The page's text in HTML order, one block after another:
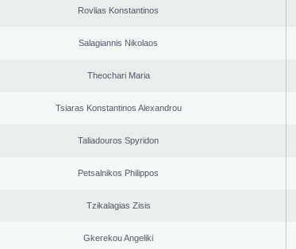
Rovlias Konstantinos
Salagiannis Nikolaos
Theochari Maria
Tsiaras Konstantinos Alexandrou
Taliadouros Spyridon
Petsalnikos Philippos
Tzikalagias Zisis
Gkerekou Angeliki